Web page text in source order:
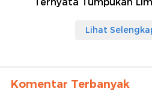
Ternyata Tumpukan
Lihat
Komentar Terbanyak